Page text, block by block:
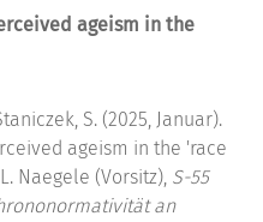
ageism in the
S. (2025, Januar).
ageism in the 'race
Naegele (Vorsitz), S-55
an